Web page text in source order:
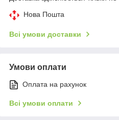
Нова Пошта
Всі умови доставки
Умови оплати
Оплата на рахунок
Всі умови оплати